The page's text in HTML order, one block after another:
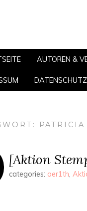
AUTOREN &
DATENSCHUTZ
PATRICIA
[Aktion
categories: aer1th,